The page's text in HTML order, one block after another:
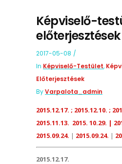
Képviselő-
előterjesztések
2017-05-08
In Képviselő-Testület,
Előterjesztések
ByVarpalota_admin
2015.12.17. ; 2015.12.10. ;
2015.11.13. 2015. 10.29. |
2015.09.24. | 2015.09.24. |
2015.12.17.